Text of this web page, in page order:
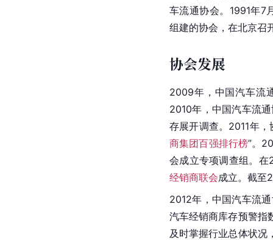
车流通协会。1991年7
组建的协会，在北京召
协会发展
2009年，中国汽车流
2010年，中国汽车流
存展开调查。2011年
商集团百强排行榜”。
会成立专项调查组。
经销商联会成立。截至
2012年，中国汽车流
汽车经销商库存预警指
及时掌握行业总体状况